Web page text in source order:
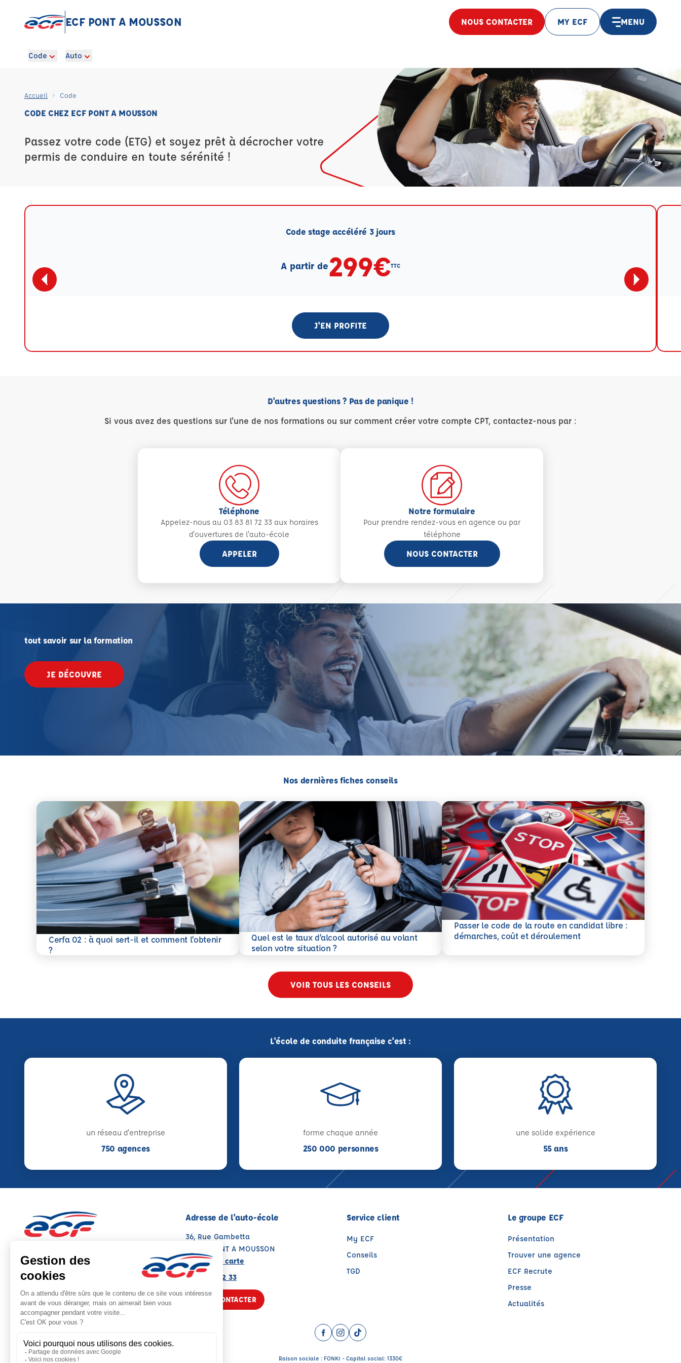
ECF PONT A MOUSSON NOUS CONTACTER MY ECF MENU
Code Auto
Accueil Code
CODE CHEZ ECF PONT A MOUSSON
Passez votre code (ETG) et soyez prêt à décrocher votre
permis de conduire en toute sérénité !
Code stage accéléré 3 jours
A partir de299€TTC
J'EN PROFITE
D'autres questions ? Pas de panique !
Si vous avez des questions sur l'une de nos formations ou sur comment créer votre compte CPT, contactez-nous par :
Téléphone
Appelez-nous au 03 83 81 72 33 aux horaires
d'ouvertures de l'auto-école
APPELER
Notre formulaire
Pour prendre rendez-vous en agence ou par
téléphone
NOUS CONTACTER
tout savoir sur la formation
JE DÉCOUVRE
Nos dernières fiches conseils
Cerfa 02 : à quoi sert-il et comment l’obtenir
?
En savoir plus
Quel est le taux d’alcool autorisé au volant
selon votre situation ?
En savoir plus
Passer le code de la route en candidat libre :
démarches, coût et déroulement
En savoir plus
VOIR TOUS LES CONSEILS
L'école de conduite française c'est :
un réseau d'entreprise
750 agences
forme chaque année
250 000 personnes
une solide expérience
55 ans
Note : 4.9/5
Moyenne calculée sur 162 avis
Adresse de l'auto-école
36, Rue Gambetta
54700 PONT A MOUSSON
Voir sur la carte
03 83 81 72 33
NOUS CONTACTER
Service client
My ECF
Conseils
TGD
Le groupe ECF
Présentation
Trouver une agence
ECF Recrute
Presse
Actualités
Facebook (nouvelle fenêtre)
Instagram (nouvelle fenêtre)
TikTok (nouvelle fenêtre)
Raison sociale : FONKI - Capital social: 1330€